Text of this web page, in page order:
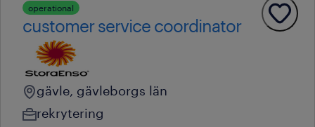
operational
customer service coordinator
gävle, gävleborgs län
rekrytering